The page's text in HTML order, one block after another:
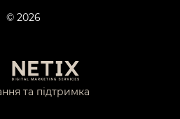
© 2026
та підтримка